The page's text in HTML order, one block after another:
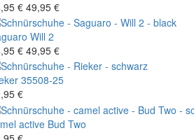
€ 49,95 €
Will 2
€ 49,95 €
35508-25
€
active Bud Two